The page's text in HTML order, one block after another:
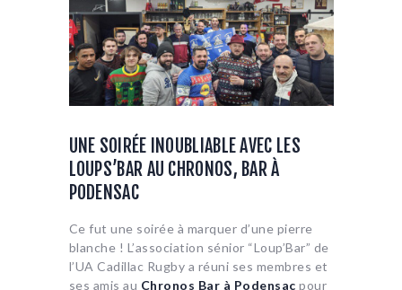
UNE SOIRÉE INOUBLIABLE AVEC LES
LOUPS’BAR AU CHRONOS, BAR À
PODENSAC
Ce fut une soirée à marquer d’une pierre
blanche ! L’association sénior “Loup’Bar” de
l’UA Cadillac Rugby a réuni ses membres et
ses amis au Chronos Bar à Podensac pour